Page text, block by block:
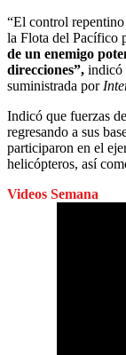
“El control
la Flota del Pacífico
de un enemigo
direcciones”, indicó
suministrada por
Indicó que fuerzas
regresando a sus
participaron en el
helicópteros, así
Videos Semana